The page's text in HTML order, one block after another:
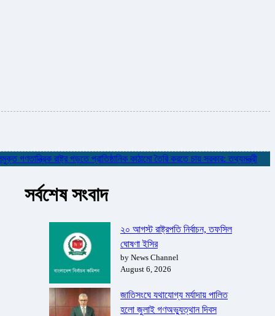
রাষ্ট্র গড়তে প্রাতিষ্ঠানিক কাঠামো তৈরি করতে চায় সরকার: তথ্যমন্ত্রী ✮
সর্বশেষ সংবাদ
২০ আগস্ট রাষ্ট্রপতি নির্বাচন, তফসিল
ঘোষণা ইসির
by News Channel
August 6, 2026
জাতিসংঘে যথাযোগ্য মর্যাদায় পালিত
হলো জুলাই গণঅভ্যুত্থান দিবস